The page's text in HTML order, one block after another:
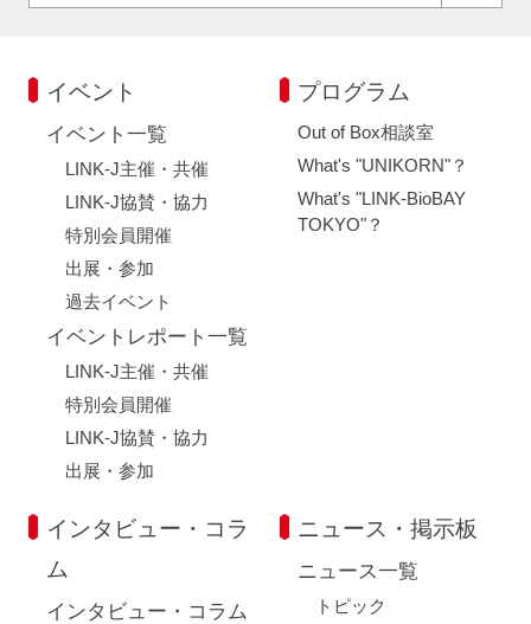
イベント
イベント一覧
LINK-J主催・共催
LINK-J協賛・協力
特別会員開催
出展・参加
過去イベント
イベントレポート一覧
LINK-J主催・共催
特別会員開催
LINK-J協賛・協力
出展・参加
プログラム
Out of Box相談室
What's "UNIKORN"？
What's "LINK-BioBAY
TOKYO"？
インタビュー・コラ
ム
インタビュー・コラム
ニュース・掲示板
ニュース一覧
トピック